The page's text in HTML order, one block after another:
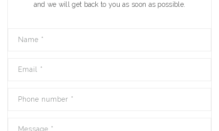
and we will get back to you as soon as possible.
Name *
Email *
Phone number *
Message *